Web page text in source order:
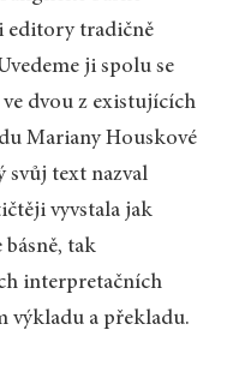
editory tradičně
ji spolu se
dvou z existujících
Mariany Houskové
svůj text nazval
vyvstala jak
tak
interpretačních
výkladu a překladu.